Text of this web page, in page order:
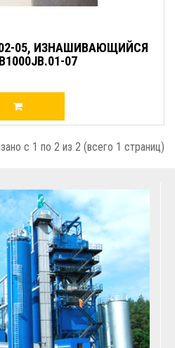
05, ИЗНАШИВАЮЩИЙСЯ
07
с 1 по 2 из 2 (всего 1 страниц)